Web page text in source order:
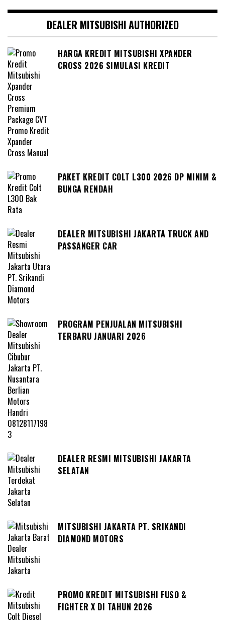
DEALER MITSUBISHI AUTHORIZED
HARGA KREDIT MITSUBISHI XPANDER
CROSS 2026 SIMULASI KREDIT
PAKET KREDIT COLT L300 2026 DP MINIM &
BUNGA RENDAH
DEALER MITSUBISHI JAKARTA TRUCK AND
PASSANGER CAR
PROGRAM PENJUALAN MITSUBISHI
TERBARU JANUARI 2026
DEALER RESMI MITSUBISHI JAKARTA
SELATAN
MITSUBISHI JAKARTA PT. SRIKANDI
DIAMOND MOTORS
PROMO KREDIT MITSUBISHI FUSO &
FIGHTER X DI TAHUN 2026